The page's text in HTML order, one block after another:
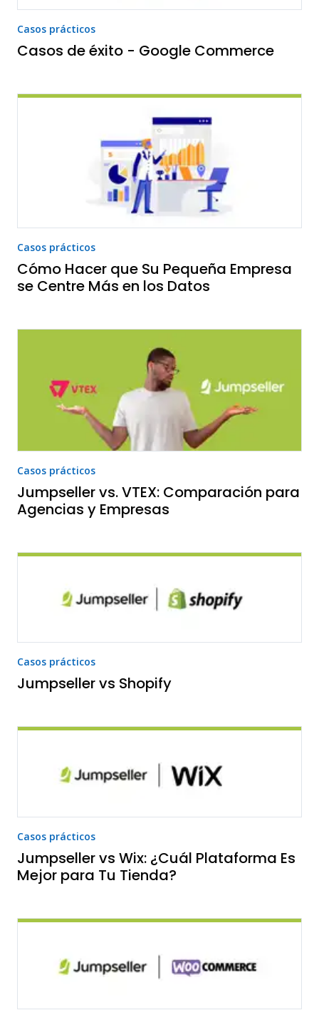
Casos prácticos
Casos de éxito - Google Commerce
Casos prácticos
Cómo Hacer que Su Pequeña Empresa
se Centre Más en los Datos
Casos prácticos
Jumpseller vs. VTEX: Comparación para
Agencias y Empresas
Casos prácticos
Jumpseller vs Shopify
Casos prácticos
Jumpseller vs Wix: ¿Cuál Plataforma Es
Mejor para Tu Tienda?